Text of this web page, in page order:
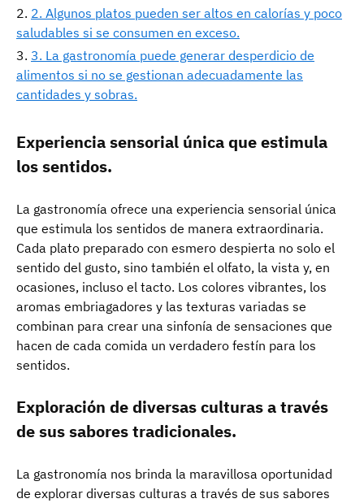
2. Algunos platos pueden ser altos en calorías y poco
saludables si se consumen en exceso.
3. La gastronomía puede generar desperdicio de
alimentos si no se gestionan adecuadamente las
cantidades y sobras.
Experiencia sensorial única que estimula
los sentidos.
La gastronomía ofrece una experiencia sensorial única
que estimula los sentidos de manera extraordinaria.
Cada plato preparado con esmero despierta no solo el
sentido del gusto, sino también el olfato, la vista y, en
ocasiones, incluso el tacto. Los colores vibrantes, los
aromas embriagadores y las texturas variadas se
combinan para crear una sinfonía de sensaciones que
hacen de cada comida un verdadero festín para los
sentidos.
Exploración de diversas culturas a través
de sus sabores tradicionales.
La gastronomía nos brinda la maravillosa oportunidad
de explorar diversas culturas a través de sus sabores